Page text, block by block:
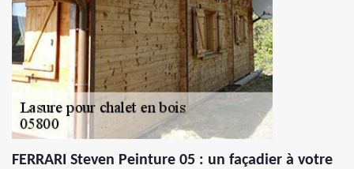
FERRARI Steven Peinture 05 : un façadier à votre